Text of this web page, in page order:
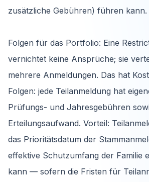
zusätzliche Gebühren) führen kann.
Folgen für das Portfolio: Eine
vernichtet keine Ansprüche; sie
mehrere Anmeldungen. Das hat
Folgen: jede Teilanmeldung hat
Prüfungs- und Jahresgebühren
Erteilungsaufwand. Vorteil:
das Prioritätsdatum der
effektive Schutzumfang der Familie
kann — sofern die Fristen für